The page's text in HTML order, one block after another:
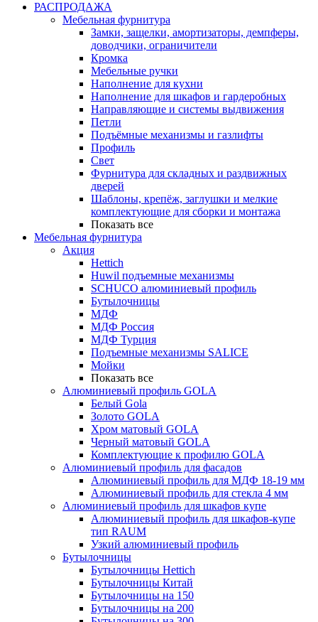
РАСПРОДАЖА
Мебельная фурнитура
Замки, защелки, амортизаторы, демпферы,
доводчики, ограничители
Кромка
Мебельные ручки
Наполнение для кухни
Наполнение для шкафов и гардеробных
Направляющие и системы выдвижения
Петли
Подъёмные механизмы и газлифты
Профиль
Свет
Фурнитура для складных и раздвижных
дверей
Шаблоны, крепёж, заглушки и мелкие
комплектующие для сборки и монтажа
Показать все
Мебельная фурнитура
Акция
Hettich
Huwil подъемные механизмы
SCHUCO алюминиевый профиль
Бутылочницы
МДФ
МДФ Россия
МДФ Турция
Подъемные механизмы SALICE
Мойки
Показать все
Алюминиевый профиль GOLA
Белый Gola
Золото GOLA
Хром матовый GOLA
Черный матовый GOLA
Комплектующие к профилю GOLA
Алюминиевый профиль для фасадов
Алюминиевый профиль для МДФ 18-19 мм
Алюминиевый профиль для стекла 4 мм
Алюминиевый профиль для шкафов купе
Алюминиевый профиль для шкафов-купе
тип RAUM
Узкий алюминиевый профиль
Бутылочницы
Бутылочницы Hettich
Бутылочницы Китай
Бутылочницы на 150
Бутылочницы на 200